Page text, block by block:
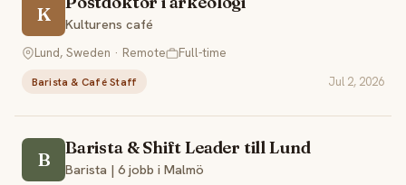
K
Kulturens café
Lund, Sweden · Remote
Full-time
Barista & Café Staff Jul 2, 2026
B
Barista & Shift Leader till Lund
Barista | 6 jobb i Malmö